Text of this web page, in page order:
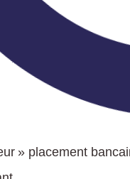
» placement